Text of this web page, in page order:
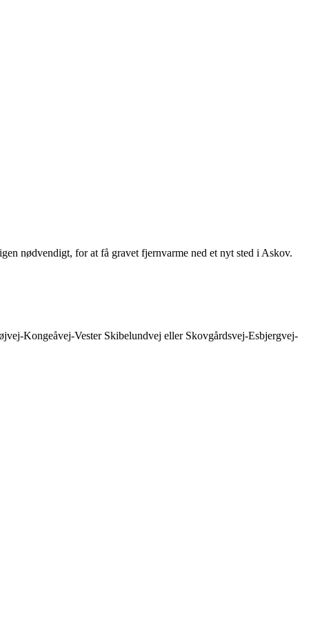
nødvendigt, for at få gravet fjernvarme ned et nyt sted i Askov.
Kongeåvej-Vester Skibelundvej eller Skovgårdsvej-Esbjergvej-